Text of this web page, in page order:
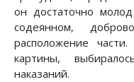
он достаточно
содеянном,
расположение
картины,
наказаний.